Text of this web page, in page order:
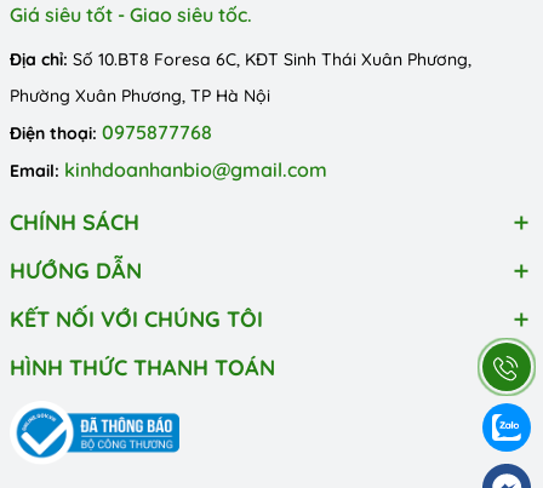
Giá siêu tốt - Giao siêu tốc.
Địa chỉ: Số 10.BT8 Foresa 6C, KĐT Sinh Thái Xuân Phương,
Phường Xuân Phương, TP Hà Nội
Điện thoại: 0975877768
Email: kinhdoanhanbio@gmail.com
CHÍNH SÁCH
HƯỚNG DẪN
KẾT NỐI VỚI CHÚNG TÔI
HÌNH THỨC THANH TOÁN